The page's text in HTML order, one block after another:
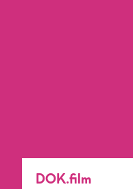
DOK.film